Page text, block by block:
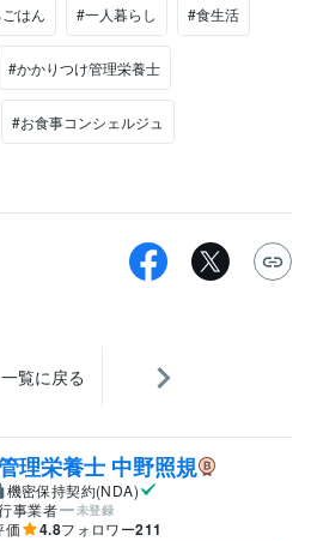
はん #一人暮らし #食生活
#かかりつけ管理栄養士
#お食事コンシェルジュ
一覧に戻る
理栄養士 中野照規
機密保持契約(NDA)
事業者
未登録
価 4.8フォロワー211